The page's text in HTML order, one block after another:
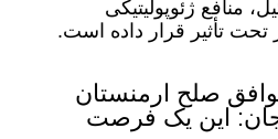
منافع ژئوپولیتیکی
تحت تأثیر قرار داده است.
صلح ارمنستان
این یک فرصت